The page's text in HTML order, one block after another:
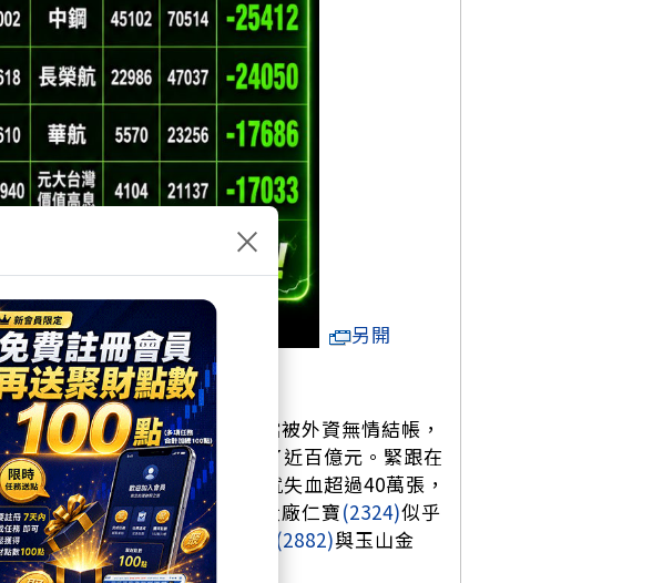
另開
話題不斷的面板股，趁著高檔被外資無情結帳，
超榜首，外資從這檔就提款了近百億元。緊跟在
也轉買為賣，面板三雄單日就失血超過40萬張，
的操作也很有戲，對於代工大廠仁寶(2324)似乎
續第34天拋售了；而國泰金
(2882)與玉山金
陣地的犧牲品。
×